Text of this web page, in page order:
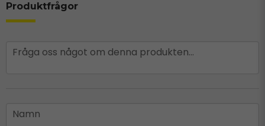
Produktfrågor
question
Fråga oss något om denna produkten...
name
Namn